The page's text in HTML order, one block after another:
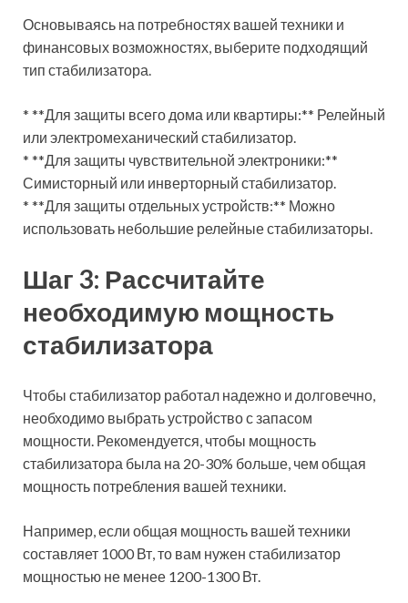
Основываясь на потребностях вашей техники и
финансовых возможностях, выберите подходящий
тип стабилизатора.
* **Для защиты всего дома или квартиры:** Релейный
или электромеханический стабилизатор.
* **Для защиты чувствительной электроники:**
Симисторный или инверторный стабилизатор.
* **Для защиты отдельных устройств:** Можно
использовать небольшие релейные стабилизаторы.
Шаг 3: Рассчитайте
необходимую мощность
стабилизатора
Чтобы стабилизатор работал надежно и долговечно,
необходимо выбрать устройство с запасом
мощности. Рекомендуется, чтобы мощность
стабилизатора была на 20-30% больше, чем общая
мощность потребления вашей техники.
Например, если общая мощность вашей техники
составляет 1000 Вт, то вам нужен стабилизатор
мощностью не менее 1200-1300 Вт.